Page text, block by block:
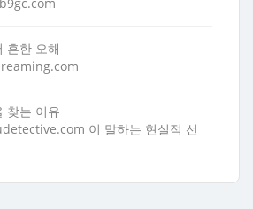
흔한 오해
찾는 이유
이 말하는 현실적 선